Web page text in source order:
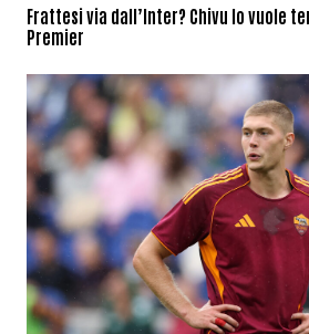
Frattesi via dall’Inter? Chivu lo vuole
Premier